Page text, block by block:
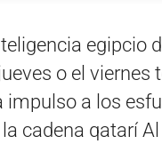
egipcio
o el viernes
a los
cadena qatarí